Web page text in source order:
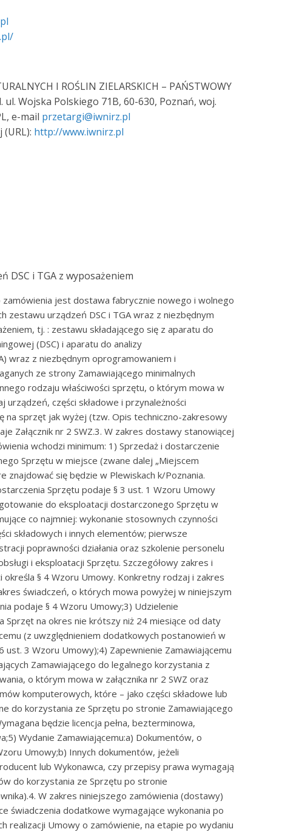
I ROŚLIN ZIELARSKICH – PAŃSTWOWY
ul. Wojska Polskiego 71B, 60-630, Poznań, woj.
e-mail przetargi@iwnirz.pl
http://www.iwnirz.pl
DSC i TGA z wyposażeniem
jest dostawa fabrycznie nowego i wolnego
zestawu urządzeń DSC i TGA wraz z niezbędnym
tj. : zestawu składającego się z aparatu do
(DSC) i aparatu do analizy
wraz z niezbędnym oprogramowaniem i
ze strony Zamawiającego minimalnych
rodzaju właściwości sprzętu, o którym mowa w
części składowe i przynależności
na sprzęt jak wyżej (tzw. Opis techniczno-zakresowy
Załącznik nr 2 SWZ.3. W zakres dostawy stanowiącej
wchodzi minimum: 1) Sprzedaż i dostarczenie
Sprzętu w miejsce (zwane dalej „Miejscem
znajdować się będzie w Plewiskach k/Poznania.
Sprzętu podaje § 3 ust. 1 Wzoru Umowy
do eksploatacji dostarczonego Sprzętu w
co najmniej: wykonanie stosownych czynności
składowych i innych elementów; pierwsze
poprawności działania oraz szkolenie personelu
i eksploatacji Sprzętu. Szczegółowy zakres i
określa § 4 Wzoru Umowy. Konkretny rodzaj i zakres
świadczeń, o których mowa powyżej w niniejszym
podaje § 4 Wzoru Umowy;3) Udzielenie
Sprzęt na okres nie krótszy niż 24 miesiące od daty
(z uwzględnieniem dodatkowych postanowień w
ust. 3 Wzoru Umowy);4) Zapewnienie Zamawiającemu
Zamawiającego do legalnego korzystania z
o którym mowa w załącznika nr 2 SWZ oraz
komputerowych, które – jako części składowe lub
do korzystania ze Sprzętu po stronie Zamawiającego
będzie licencja pełna, bezterminowa,
Wydanie Zamawiającemu:a) Dokumentów, o
Umowy;b) Innych dokumentów, jeżeli
lub Wykonawca, czy przepisy prawa wymagają
do korzystania ze Sprzętu po stronie
W zakres niniejszego zamówienia (dostawy)
świadczenia dodatkowe wymagające wykonania po
realizacji Umowy o zamówienie, na etapie po wydaniu